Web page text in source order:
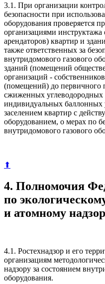
3.1. При организации
безопасности при
оборудования проверяется
организациями инструктажа
арендаторов) квартир и
также ответственных за
внутридомового газового
зданий (помещений
организаций -
(помещений) до первичного
сжиженных углеводородных
индивидуальных баллонных
заселением квартир с
оборудованием, о мерах по
внутридомового газового
⬆
4. Полномочия
по
и атомному
4.1. Ростехнадзор и его
организациям
надзору за состоянием
оборудования.